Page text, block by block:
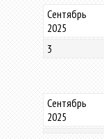
Сентябрь
2025
3
Сентябрь
2025